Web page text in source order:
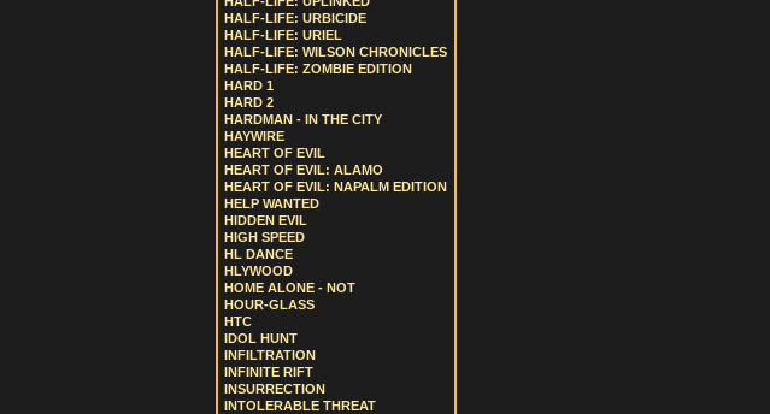
HALF-LIFE: URBICIDE
HALF-LIFE: URIEL
HALF-LIFE: WILSON CHRONICLES
HALF-LIFE: ZOMBIE EDITION
HARD 1
HARD 2
HARDMAN - IN THE CITY
HAYWIRE
HEART OF EVIL
HEART OF EVIL: ALAMO
HEART OF EVIL: NAPALM EDITION
HELP WANTED
HIDDEN EVIL
HIGH SPEED
HL DANCE
HLYWOOD
HOME ALONE - NOT
HOUR-GLASS
HTC
IDOL HUNT
INFILTRATION
INFINITE RIFT
INSURRECTION
INTOLERABLE THREAT